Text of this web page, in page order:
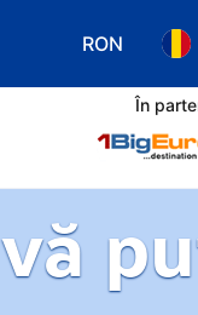
RON
Alegeţi
În